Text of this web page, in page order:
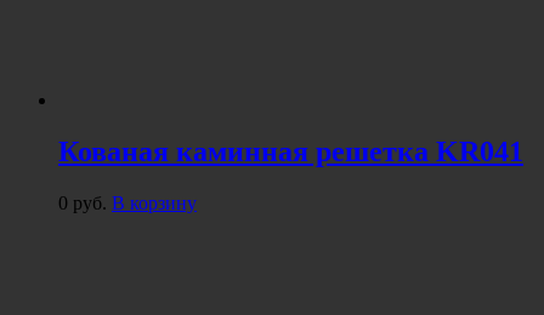
Кованая каминная решетка KR041
0 руб. В корзину